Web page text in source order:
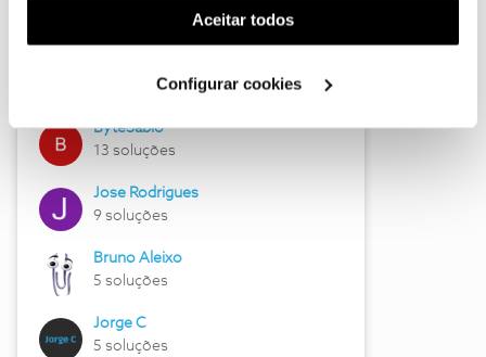
(cookies de publicidade personalizada). Pode gerir a
utilização dos cookies clicando em "Configurar
Aceitar todos
Configurar cookies
Hall of Fame de julho
17 soluções
ByteSábio
13 soluções
Jose Rodrigues
9 soluções
Bruno Aleixo
5 soluções
Jorge C
5 soluções